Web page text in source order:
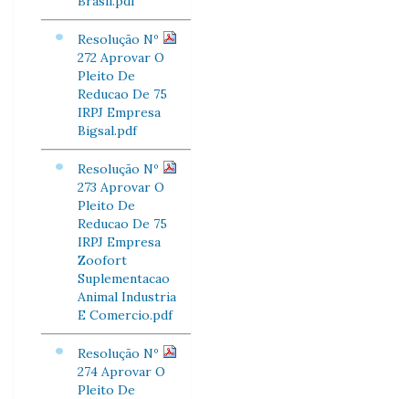
Resolução Nº
272 Aprovar O
Pleito De
Reducao De 75
IRPJ Empresa
Bigsal.pdf
Resolução Nº
273 Aprovar O
Pleito De
Reducao De 75
IRPJ Empresa
Zoofort
Suplementacao
Animal Industria
E Comercio.pdf
Resolução Nº
274 Aprovar O
Pleito De